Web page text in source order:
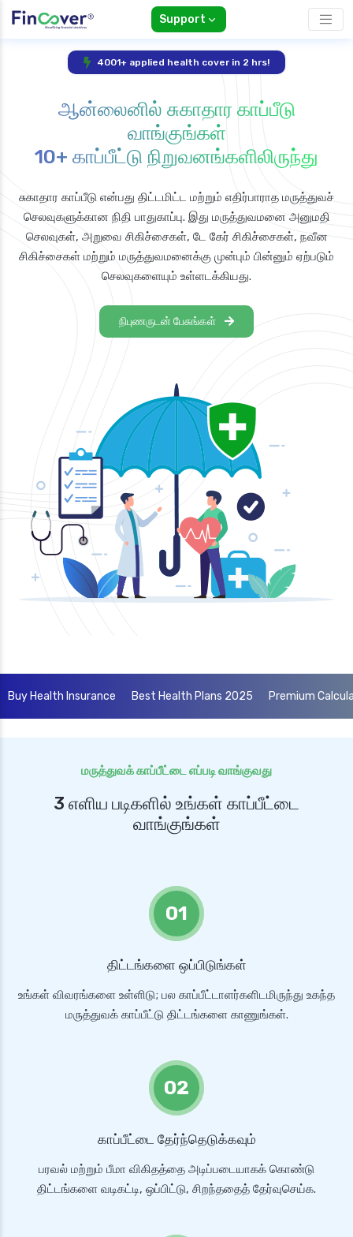
Support
4001+ applied health cover in 2 hrs!
ஆன்லைனில் சுகாதார காப்பீடு
வாங்குங்கள்
10+ காப்பீட்டு நிறுவனங்களிலிருந்து
சுகாதார காப்பீடு என்பது திட்டமிட்ட மற்றும் எதிர்பாராத மருத்துவச்
செலவுகளுக்கான நிதி பாதுகாப்பு. இது மருத்துவமனை அனுமதி
செலவுகள், அறுவை சிகிச்சைகள், டே கேர் சிகிச்சைகள், நவீன
சிகிச்சைகள் மற்றும் மருத்துவமனைக்கு முன்பும் பின்னும் ஏற்படும்
செலவுகளையும் உள்ளடக்கியது.
நிபுணருடன் பேசுங்கள்
Buy Health Insurance Best Health Plans 2025 Premium
மருத்துவக் காப்பீட்டை எப்படி வாங்குவது
3 எளிய படிகளில் உங்கள் காப்பீட்டை
வாங்குங்கள்
01
திட்டங்களை ஒப்பிடுங்கள்
உங்கள் விவரங்களை உள்ளிடு; பல காப்பீட்டாளர்களிடமிருந்து உகந்த
மருத்துவக் காப்பீட்டு திட்டங்களை காணுங்கள்.
02
காப்பீட்டை தேர்ந்தெடுக்கவும்
பரவல் மற்றும் பீமா விகிதத்தை அடிப்படையாகக் கொண்டு
திட்டங்களை வடிகட்டி, ஒப்பிட்டு, சிறந்ததைத் தேர்வுசெய்க.